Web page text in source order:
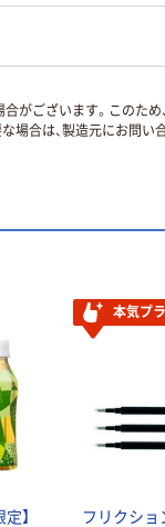
合がございます。このため
合は、製造元にお問い
】
本気プ
フリクショ